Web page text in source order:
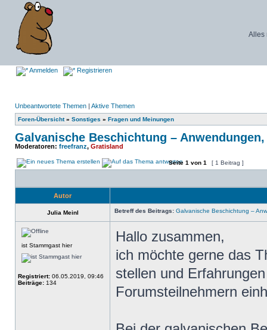
Alles
Anmelden Registrieren
Unbeantwortete Themen | Aktive Themen
Foren-Übersicht» Sonstiges » Fragen und Meinungen
Galvanische Beschichtung –
Moderatoren: freefranz, Gratisland
Seite 1 von 1 [ 1 Beitrag ]
Autor
Julia Meinl Betreff des Beitrags: Galvanische Beschichtung –
ist Stammgast hier
Registriert: 06.05.2019, 09:46
Beiträge: 134
Hallo zusammen,
ich möchte gerne das
stellen und
Forumsteilnehmern